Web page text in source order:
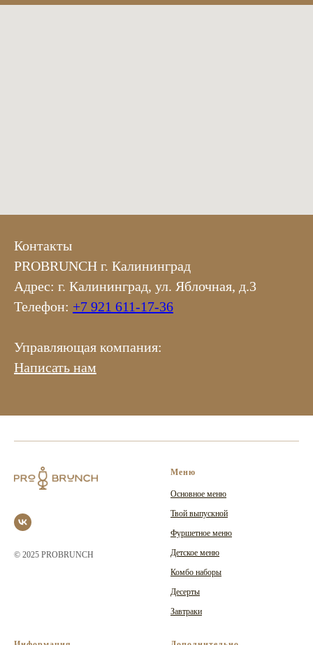
Контакты
PROBRUNCH г. Калининград
Адрес: г. Калининград, ул. Яблочная, д.3
Телефон: +7 921 611-17-36
Управляющая компания:
Написать нам
© 2025 PROBRUNCH
Меню
Основное меню
Твой выпускной
Фуршетное меню
Детское меню
Комбо наборы
Десерты
Завтраки